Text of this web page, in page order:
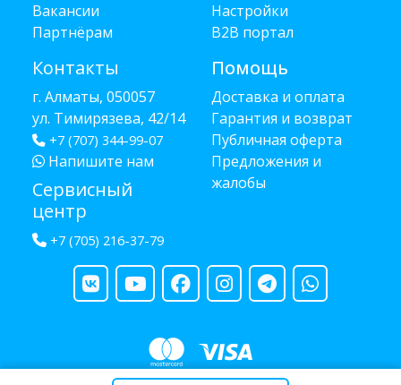
Вакансии
Партнёрам
Контакты
г. Алматы, 050057
ул. Тимирязева, 42/14
+7 (707) 344-99-07
Напишите нам
Сервисный
центр
+7 (705) 216-37-79
Настройки
B2B портал
Помощь
Доставка и оплата
Гарантия и возврат
Публичная оферта
Предложения и
жалобы